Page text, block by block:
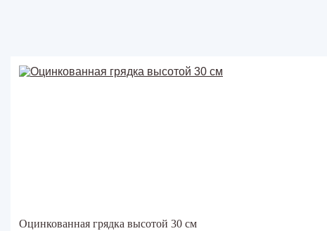
Оцинкованная грядка высотой 30 см